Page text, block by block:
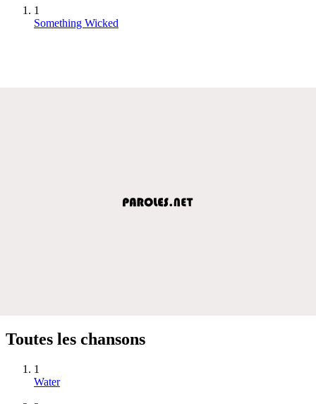
1
Something Wicked
Toutes les chansons
1
Water